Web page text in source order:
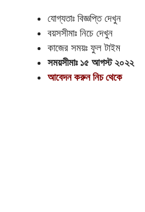
যোগ্যতাঃ বিজ্ঞপ্তি দেখুন
বয়সসীমাঃ নিচে দেখুন
কাজের সময়ঃ ফুল টাইম
সময়সীমাঃ ১৫ আগস্ট ২০২২
আবেদন করুন নিচ থেকে